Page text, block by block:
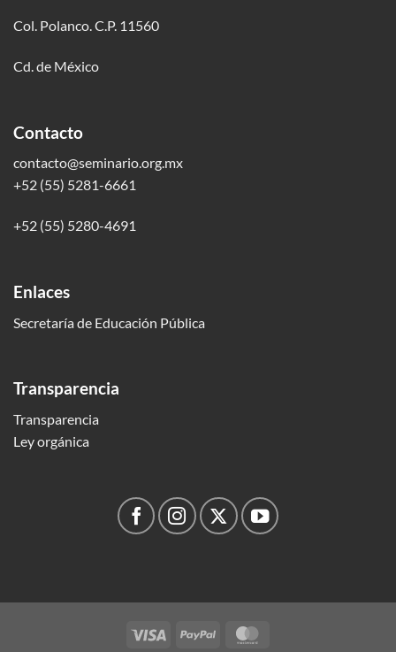
Col. Polanco. C.P. 11560
Cd. de México
Contacto
contacto@seminario.org.mx
+52 (55) 5281-6661
+52 (55) 5280-4691
Enlaces
Secretaría de Educación Pública
Transparencia
Transparencia
Ley orgánica